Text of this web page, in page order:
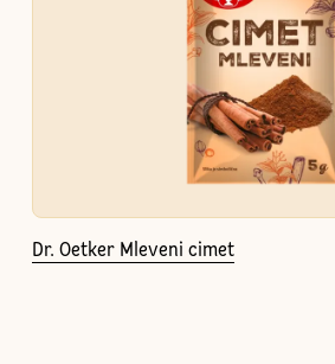
Dr. Oetker Mleveni cimet